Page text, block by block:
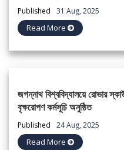
Published 31 Aug, 2025
Read More
জগন্নাথ বিশ্ববিদ্যালয়ে রোভার
বৃক্ষরোপণ কর্মসূচি অনুষ্ঠিত
Published 24 Aug, 2025
Read More